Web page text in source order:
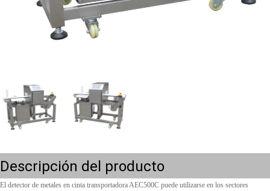
Descripción del producto
El detector de metales en cinta transportadora AEC500C puede utilizarse en los sectores